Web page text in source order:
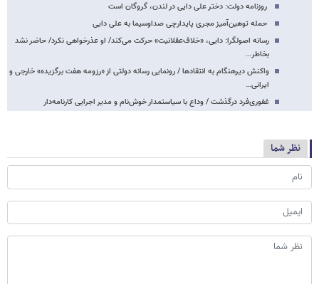
روزنامه دولت: دختر علی دایی در لندن، گروگان است
حمله توهین‌آمیز مجری پایدارچی صداوسیما به علی دایی
رسانه اصولگرا: دایی، «خلاف‌عقلانیت» حرکت می‌کند/ او عذرخواهی نکرد/ حاضر نشد
بخاطر…
واکنش دیرهنگام به انتقادها / رونمایی رسانه دولتی از «رزومه هفت برگزیده» خارجی و
ایرانی…
غفوری‌فرد درگذشت / وداع با سیاستمدار خوش‌نام و مدیر اجرایی کارنامه‌دار
نظر شما